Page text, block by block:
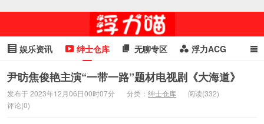
娱乐资讯 绅士仓库 无聊专区 浮力ACG
浮力GIF 明星头条 浮力资讯 头条女神 萌妹专区
cosplay
尹昉焦俊艳主演“一带一路”题材电视剧《大海道》
发布于 2023年12月06日00时07分 分类： 绅士仓库
阅读(332)
评论(0)